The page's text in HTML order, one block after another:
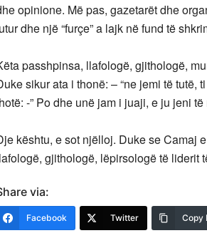
opinione. Më pas, gazetarët dhe
dhe një “furçe” a lajk në fund të
passhpinsa, llafologë, gjithologë,
sikur ata i thonë: – “ne jemi të tutë,
-” Po dhe unë jam i juaji, e ju jeni të
kështu, e sot njëlloj. Duke se Camaj
gjithologë, lëpirsologë të liderit
via:
Facebook Twitter Copy